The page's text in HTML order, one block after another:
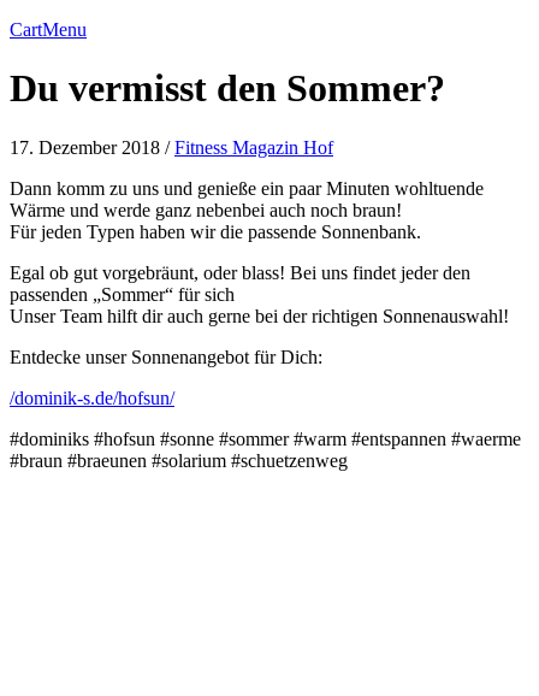
CartMenu
Du vermisst den Sommer?
17. Dezember 2018 /Fitness Magazin Hof
Dann komm zu uns und genieße ein paar Minuten wohltuende
Wärme und werde ganz nebenbei auch noch braun!
Für jeden Typen haben wir die passende Sonnenbank.
Egal ob gut vorgebräunt, oder blass! Bei uns findet jeder den
passenden „Sommer“ für sich
Unser Team hilft dir auch gerne bei der richtigen Sonnenauswahl!
Entdecke unser Sonnenangebot für Dich:
/dominik-s.de/hofsun/
#dominiks #hofsun #sonne #sommer #warm #entspannen #waerme
#braun #braeunen #solarium #schuetzenweg